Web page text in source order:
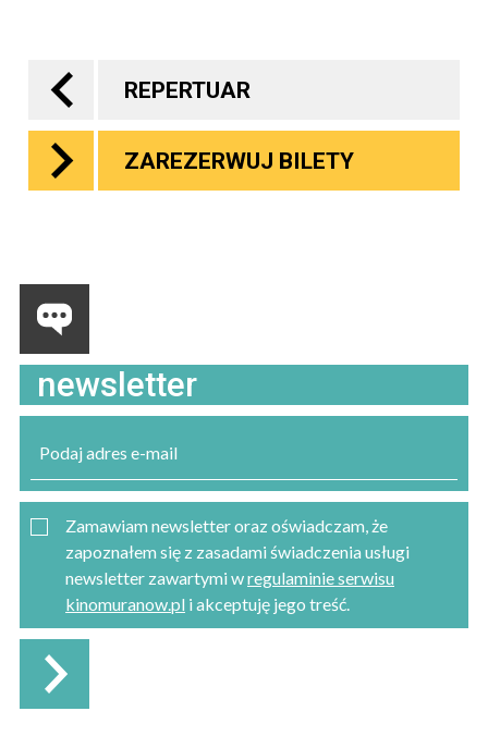
REPERTUAR
ZAREZERWUJ BILETY
newsletter
Zamawiam newsletter oraz oświadczam, że
zapoznałem się z zasadami świadczenia usługi
newsletter zawartymi wregulaminie serwisu
kinomuranow.pl i akceptuję jego treść.